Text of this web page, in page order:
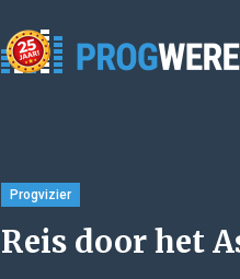
Progvizier
Reis door het